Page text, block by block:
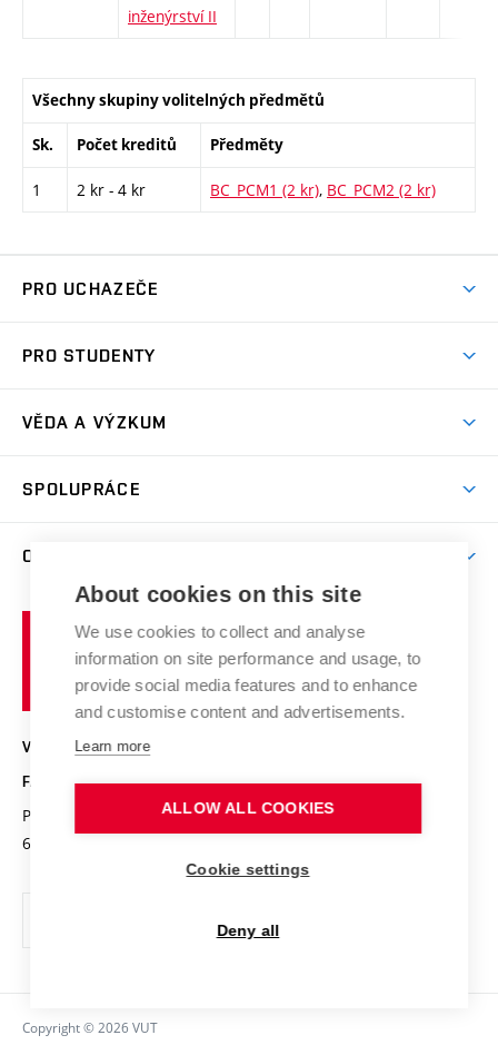
inženýrství II
Všechny skupiny volitelných předmětů
Sk. Počet kreditů Předměty
1 2 kr - 4 kr BC_PCM1 (2 kr), BC_PCM2 (2 kr)
PRO UCHAZEČE
Jak se dostat na FCH
Den otevřených dveří
PRO STUDENTY
Studijní programy
Pro prváky
Knihovna
Studium a stáže v zahraničí
Pracovní nabídky
Den chemie
Chemici z VUT
Stipendia
Studijní předpisy
VĚDA A VÝZKUM
Výzkumné skupiny
Výsledky VaV
Projekty
Úspěchy a ocenění
Konference a soutěže
Kvalifikační řízení
SPOLUPRÁCE
Fórum Chemistry and Life
Střední školy a FCH
Popularizace vědy
O FAKULTĚ
Organizační struktura
Historie fakulty
Kalendář akcí
Fotogalerie
Absolventi
Reklamní předměty
Fakultní časopis
Ochrana osobních údajů
Kontakty
Vysoké
učení
technické
v
VYSOKÉ UČENÍ TECHNICKÉ V BRNĚ
FAKULTA CHEMICKÁ
Purkyňova 464/118
612 00 Brno
www.fch.vut.cz
Copyright © 2026 VUT
About cookies on this site
We use cookies to collect and analyse
information on site performance and usage, to
provide social media features and to enhance
and customise content and advertisements.
Learn more
ALLOW ALL COOKIES
Cookie settings
Deny all